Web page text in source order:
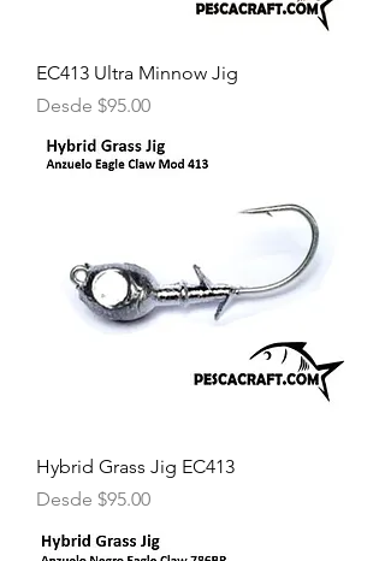
EC413 Ultra Minnow Jig
Desde $95.00
Precio de oferta
Hybrid Grass Jig EC413
Desde $95.00
Precio de oferta